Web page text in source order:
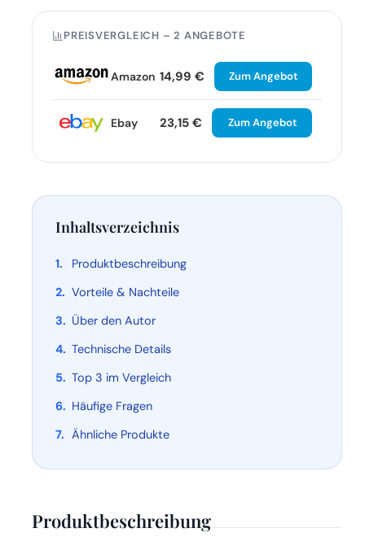
PREISVERGLEICH – 2 ANGEBOTE
Amazon 14,99 € Zum Angebot
Ebay 23,15 € Zum Angebot
Inhaltsverzeichnis
Produktbeschreibung
Vorteile & Nachteile
Über den Autor
Technische Details
Top 3 im Vergleich
Häufige Fragen
Ähnliche Produkte
Produktbeschreibung